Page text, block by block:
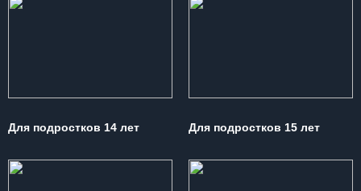
Для подростков 14 лет Для подростков 15 лет